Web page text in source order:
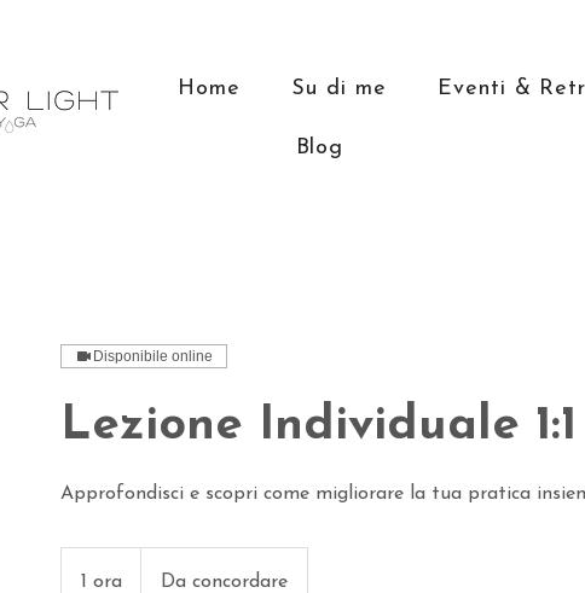
Home Su di me Eventi &
Blog
Disponibile online
Lezione Individuale 1:1
Approfondisci e scopri come migliorare la tua pratica
1 ora Da concordare